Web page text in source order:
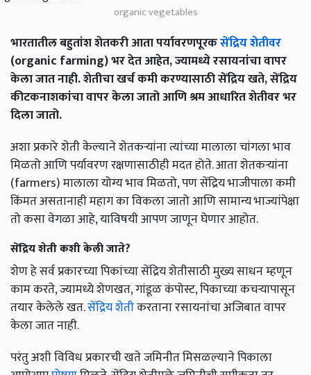
organic vegetables
भारतातील बहुतांश शेतकरी आता पर्यावरणपूरकसेंद्रिय शेतीवर
(organic farming) भर देत आहेत, ज्यामध्ये रसायनांचा वापर
केला जात नाही. शेतीचा खर्च कमी करण्यासाठी सेंद्रिय खते, सेंद्रिय
कीटकनाशकांचा वापर केला जातो आणि श्रम आधारित शेतीवर भर
दिला जातो.
अशा प्रकारे शेती केल्याने शेतकऱ्यांना त्यांच्या मालाला चांगला भाव
मिळतो आणि पर्यावरण रक्षणासाठीही मदत होते. आता शेतकर्‍यांना
(farmers) मालाला योग्य भाव मिळतो, पण सेंद्रिय भाजीपाला कमी
किंमत असतानाही महाग का विकला जातो आणि सामान्य भाज्यांपेक्षा
तो कसा वेगळा आहे, याविषयी आपण जाणून घेणार आहोत.
सेंद्रिय शेती कशी केली जाते?
शेण हे सर्व प्रकारच्या पिकांच्या सेंद्रिय शेतीसाठी मुख्य साधन म्हणून
काम करते, ज्यामध्ये शेणखत, गांडूळ कंपोस्ट, पिकाच्या कचऱ्यापासून
तयार केलेले खत.सेंद्रिय शेतीकरताना रसायनांचा अजिबात वापर
केला जात नाही.
परंतु अशी विविध प्रकारची खते जमिनीत मिसळल्याने पिकाला